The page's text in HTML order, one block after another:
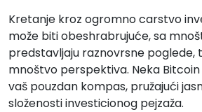
Kretanje kroz ogromno carstvo
može biti obeshrabrujuće, sa
predstavljaju raznovrsne poglede,
mnoštvo perspektiva. Neka
vaš pouzdan kompas, pružajući
složenosti investicionog pejzaža.